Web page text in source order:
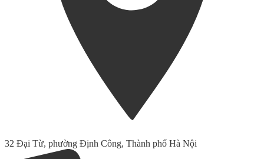
32 Đại Từ, phường Định Công, Thành phố Hà Nội